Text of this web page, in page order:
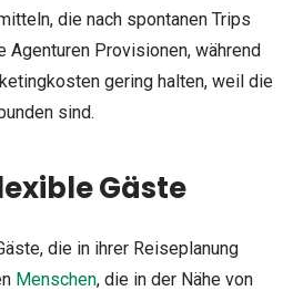
die nach spontanen Trips
Agenturen Provisionen, während
gering halten, weil die
sind.
Gäste
die in ihrer Reiseplanung
Menschen, die in der Nähe von